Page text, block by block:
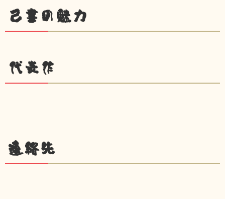
己書の魅力
代表作
連絡先